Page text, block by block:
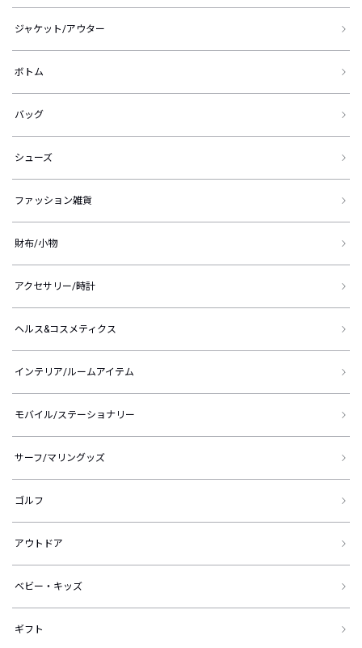
ジャケット/アウター
ボトム
バッグ
シューズ
ファッション雑貨
財布/小物
アクセサリー/時計
ヘルス&コスメティクス
インテリア/ルームアイテム
モバイル/ステーショナリー
サーフ/マリングッズ
ゴルフ
アウトドア
ベビー・キッズ
ギフト